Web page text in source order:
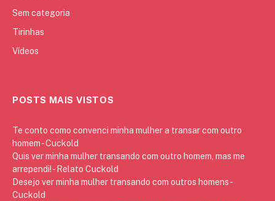
Sem categoria
Tirinhas
Vídeos
POSTS MAIS VISTOS
Te conto como convenci minha mulher a transar com outro
homem - Cuckold
Quis ver minha mulher transando com outro homem, mas me
arrependi! - Relato Cuckold
Desejo ver minha mulher transando com outros homens -
Cuckold